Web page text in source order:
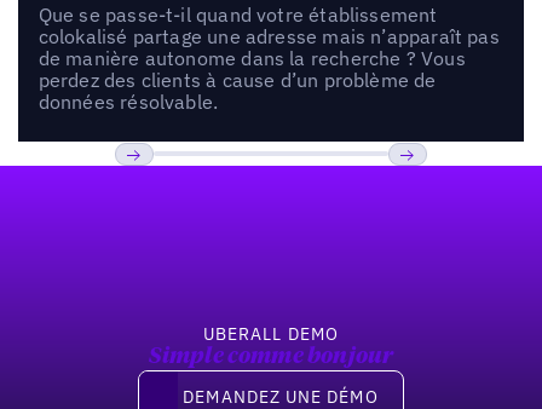
Que se passe-t-il quand votre établissement
colokalisé partage une adresse mais n’apparaît pas
de manière autonome dans la recherche ? Vous
perdez des clients à cause d’un problème de
données résolvable.
UBERALL DEMO
Simple comme bonjour
Demandez une démo
DEMANDEZ UNE DÉMO